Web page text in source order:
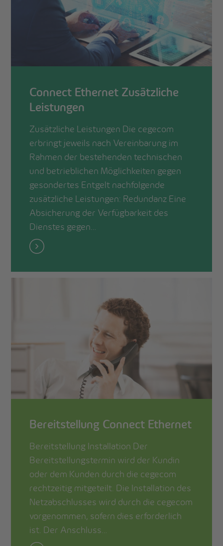
Connect Ethernet Zusätzliche
Leistungen
Zusätzliche Leistungen Die cegecom
erbringt jeweils nach Vereinbarung im
Rahmen der bestehenden technischen
und betrieblichen Möglichkeiten gegen
gesondertes Entgelt nachfolgende
zusätzliche Leistungen: Redundanz Eine
Absicherung der Verfügbarkeit des
Dienstes gegen…
Bereitstellung Connect Ethernet
Bereitstellung Installation Der
Bereitstellungstermin wird der Kundin
oder dem Kunden durch die cegecom
rechtzeitig mitgeteilt. Die Installation des
Netzabschlusses wird durch die cegecom
vorgenommen, sofern dies erforderlich
ist. Der Anschluss…